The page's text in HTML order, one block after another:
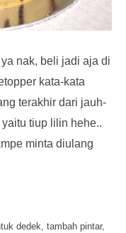
nak, beli jadi aja di
kata-kata
terakhir dari jauh-
tiup lilin hehe..
minta diulang
dedek, tambah pintar,